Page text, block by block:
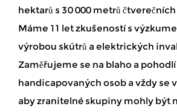
hektarů s 30 000 metrů
Máme 11 let zkušeností s
výrobou skútrů a elektrických
Zaměřujeme se na blaho a
handicapovaných osob a vždy se
aby zranitelné skupiny mohly být